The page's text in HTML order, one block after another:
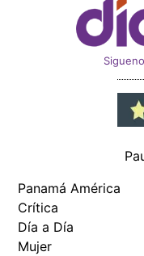
Panamá América
Crítica
Día a Día
Mujer